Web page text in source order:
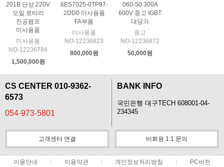
201B 단상 220V
오일 로터리
진공펌프
미사용품
미사용품
NO-12236784
1,500,000원
6ES7025-0TP87-
2DD0 미사용품
FA부품
미사용품
NO-12236823
800,000원
060-50 300A
600V 중고 IGBT
대당가
중고
NO-12236872
50,000원
CS CENTER 010-9362-
6573
054-973-5801
BANK INFO
국민은행 대구TECH 608001-04-
234345
고객센터 연결 비회원 1:1 문의
이용안내 이용약관 개인정보처리방침 PC버전